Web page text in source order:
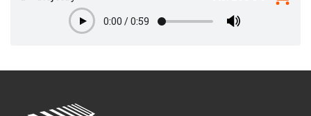
Play0:00 /0:59